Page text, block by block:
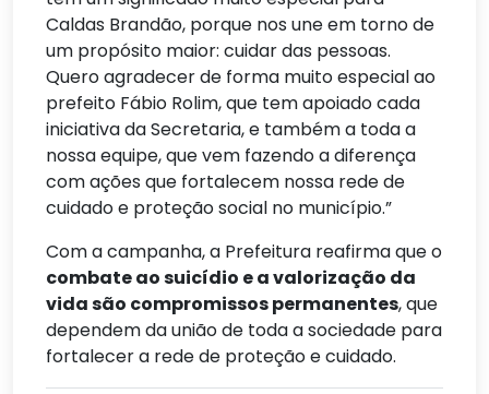
Caldas Brandão, porque nos une em torno de
um propósito maior: cuidar das pessoas.
Quero agradecer de forma muito especial ao
prefeito Fábio Rolim, que tem apoiado cada
iniciativa da Secretaria, e também a toda a
nossa equipe, que vem fazendo a diferença
com ações que fortalecem nossa rede de
cuidado e proteção social no município.”
Com a campanha, a Prefeitura reafirma que o
combate ao suicídio e a valorização da
vida são compromissos permanentes, que
dependem da união de toda a sociedade para
fortalecer a rede de proteção e cuidado.